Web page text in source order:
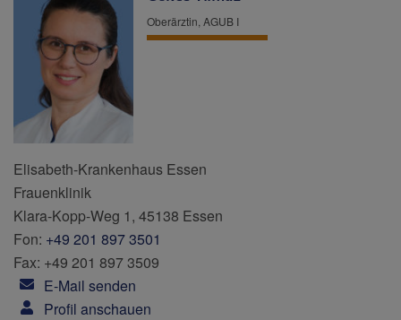
Oberärztin, AGUB I
Elisabeth-Krankenhaus Essen
Frauenklinik
Klara-Kopp-Weg 1, 45138 Essen
Fon: +49 201 897 3501
Fax: +49 201 897 3509
E-Mail senden
Profil anschauen